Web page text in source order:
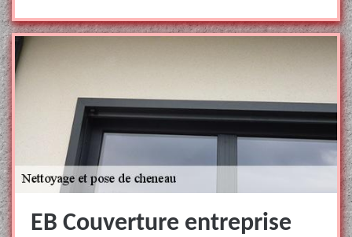
EB Couverture entreprise